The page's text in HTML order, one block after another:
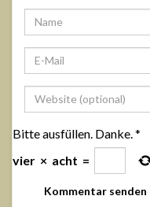
Bitte ausfüllen. Danke.*
vier × acht =